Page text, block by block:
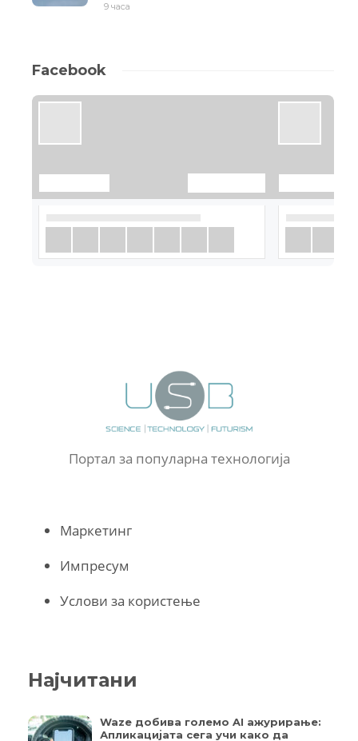
9 часа
Facebook
Портал за популарна технологија
Маркетинг
Импресум
Услови за користење
Најчитани
Waze добива големо AI ажурирање:
Апликацијата сега учи како да